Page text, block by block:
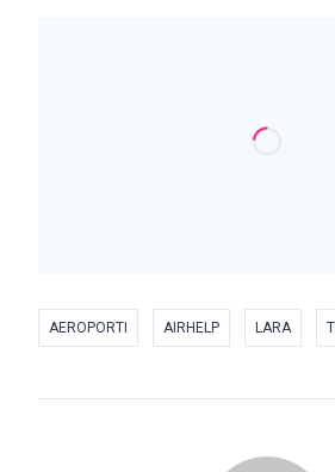
AEROPORTI AIRHELP LARA